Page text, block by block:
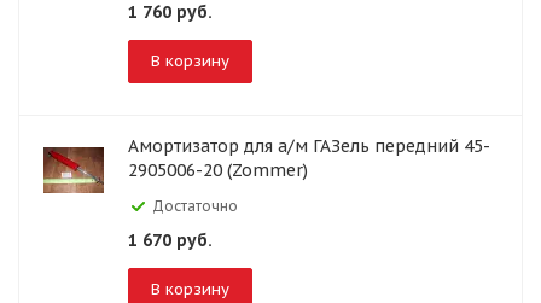
1 760 руб.
В корзину
Амортизатор для а/м ГАЗель передний 45-
2905006-20 (Zommer)
Достаточно
1 670 руб.
В корзину